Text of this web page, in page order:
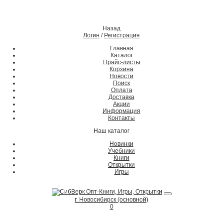
Назад
Логин / Регистрация
Главная
Каталог
Прайс-листы
Корзина
Новости
Поиск
Оплата
Доставка
Акции
Информация
Контакты
Наш каталог
Новинки
Учебники
Книги
Открытки
Игры
г. Новосибирск (основной)
0